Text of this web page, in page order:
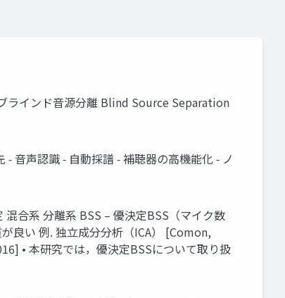
ラインド音源分離 Blind Source Separation
音声認識 ⁃ 自動採譜 ⁃ 補聴器の高機能化 ⁃ ノ
合系 分離系 BSS – 優決定BSS（マイク数
良い 例. 独立成分分析（ICA） [Comon,
• 本研究では，優決定BSSについて取り扱